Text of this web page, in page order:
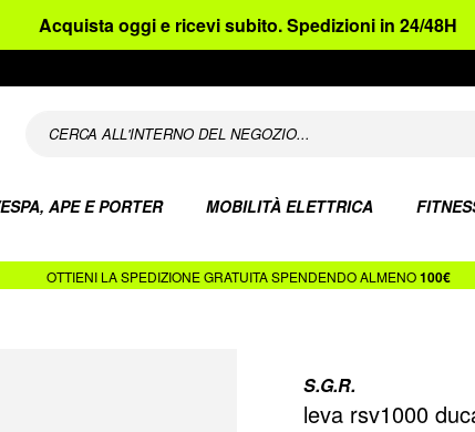
Acquista oggi e ricevi subito. Spedizioni in 24/48H
APE E PORTER MOBILITÀ ELETTRICA
OTTIENI LA SPEDIZIONE GRATUITA SPENDENDO ALMENO100€
S.G.R.
leva rsv1000